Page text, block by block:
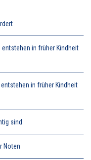
in früher Kindheit
in früher Kindheit
sind
Noten